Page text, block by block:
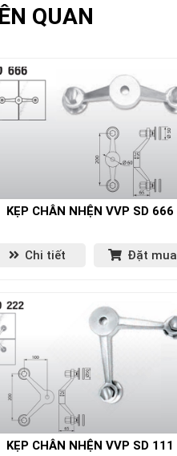
QUAN
KẸP CHÂN NHỆN VVP SD 666
Chi tiết Đặt mua
KẸP CHÂN NHỆN VVP SD 111